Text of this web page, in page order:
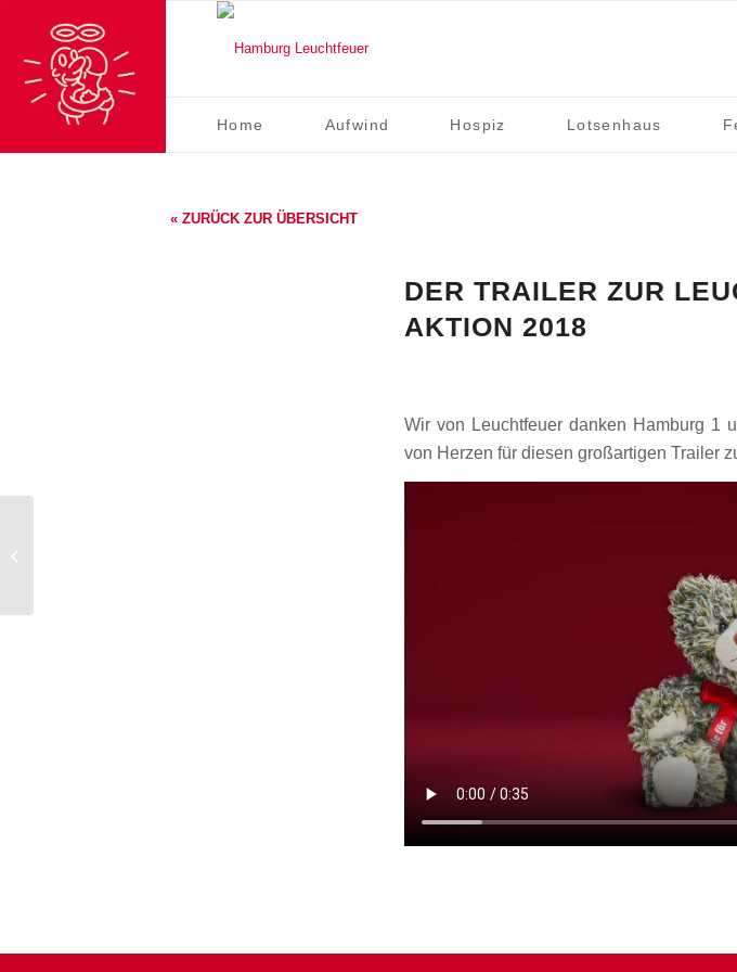
Home Aufwind Hospiz Lotsenhaus
« ZURÜCK ZUR ÜBERSICHT
DER TRAILER ZUR
AKTION 2018
Wir von Leuchtfeuer danken Hamburg 1
von Herzen für diesen großartigen Trailer